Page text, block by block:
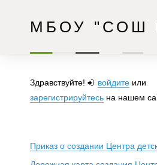
МБОУ "СОШ
Здравствуйте! войдите или
зарегистрируйтесь на нашем
Приказ о создании Центра